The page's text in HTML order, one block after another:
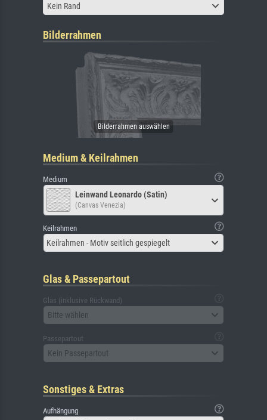
Kein Rand
Bilderrahmen
Medium & Keilrahmen
Medium
Leinwand Leonardo (Satin)
(Canvas Venezia)
Keilrahmen
Keilrahmen - Motiv seitlich gespiegelt
Glas & Passepartout
Glas (inklusive Rückwand)
Bitte wählen
Passepartout
Kein Passepartout
Sonstiges & Extras
Aufhängung